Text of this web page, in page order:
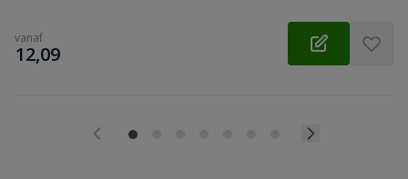
vanaf
€
12,09